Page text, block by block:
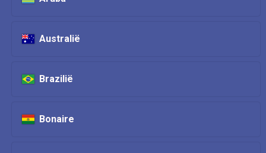
Australië
Brazilië
Bonaire